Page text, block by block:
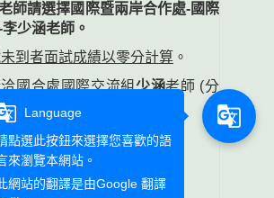
師請選擇國際暨兩岸合作處-國際
李少涵老師。
到者面試成績以零分計算 。
國合處國際交流組少涵老師 (分
Language
點選此按鈕來選擇您喜歡的語
來瀏覽本網站。
網站的翻譯是由Google 翻譯
g_translate